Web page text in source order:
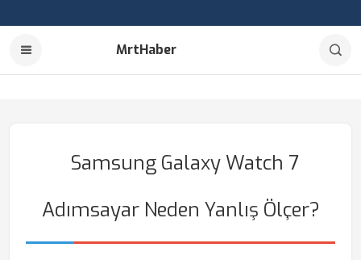
MrtHaber
Samsung Galaxy Watch 7
Adımsayar Neden Yanlış Ölçer?